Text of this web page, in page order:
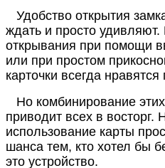
Удобство открытия
ждать и просто удивляют.
открывания при помощи
или при простом
карточки всегда
Но комбинирование
приводит всех в восторг.
использование карты
шанса тем, кто хотел бы
это устройство.